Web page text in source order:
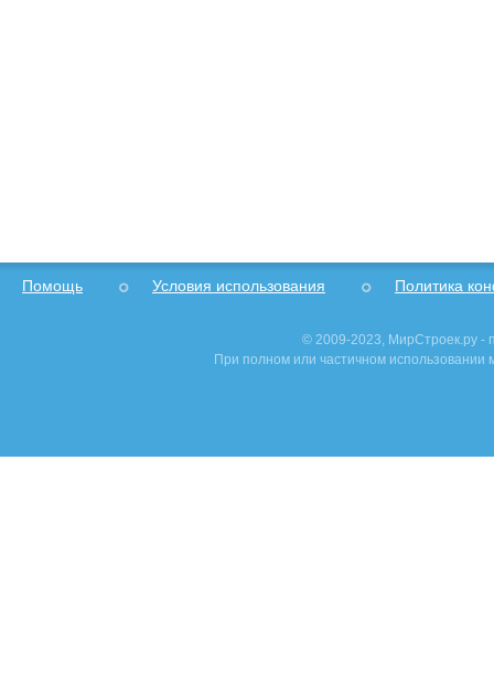
Помощь Условия использования Политика
© 2009-2023, МирСтроек.ру -
При полном или частичном использовании